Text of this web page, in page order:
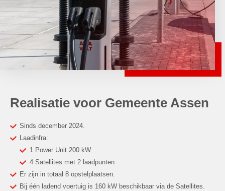
Realisatie voor Gemeente Assen
Sinds december 2024.
Laadinfra:
1 Power Unit 200 kW
4 Satellites met 2 laadpunten
Er zijn in totaal 8 opstelplaatsen.
Bij één ladend voertuig is 160 kW beschikbaar via de Satellites.